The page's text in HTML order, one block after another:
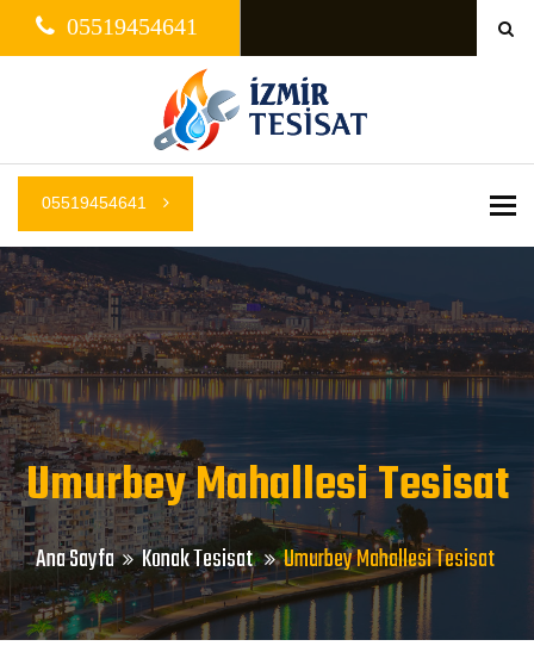
05519454641
05519454641
Umurbey Mahallesi Tesisat
Ana Sayfa Konak Tesisat Umurbey Mahallesi Tesisat